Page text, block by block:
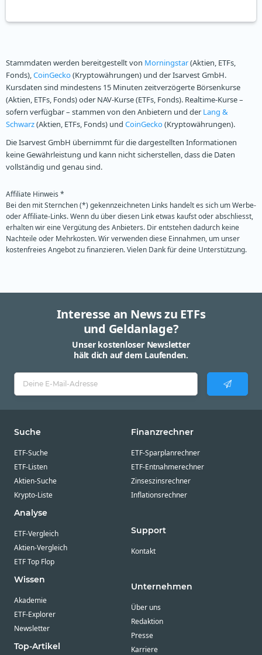
Stammdaten werden bereitgestellt von Morningstar(Aktien, ETFs,
Fonds), CoinGecko(Kryptowährungen) und der Isarvest GmbH.
Kursdaten sind mindestens 15 Minuten zeitverzögerte Börsenkurse
(Aktien, ETFs, Fonds) oder NAV-Kurse (ETFs, Fonds). Realtime-Kurse –
sofern verfügbar – stammen von den Anbietern und der Lang &
Schwarz(Aktien, ETFs, Fonds) und CoinGecko(Kryptowährungen).
Die Isarvest GmbH übernimmt für die dargestellten Informationen
keine Gewährleistung und kann nicht sicherstellen, dass die Daten
vollständig und genau sind.
Affiliate Hinweis *
Bei den mit Sternchen (*) gekennzeichneten Links handelt es sich um Werbe-
oder Affiliate-Links. Wenn du über diesen Link etwas kaufst oder abschliesst,
erhalten wir eine Vergütung des Anbieters. Dir entstehen dadurch keine
Nachteile oder Mehrkosten. Wir verwenden diese Einnahmen, um unser
kostenfreies Angebot zu finanzieren. Vielen Dank für deine Unterstützung.
Interesse an News zu ETFs
und Geldanlage?
Unser kostenloser Newsletter
hält dich auf dem Laufenden.
Suche
ETF-Suche
ETF-Listen
Aktien-Suche
Krypto-Liste
Analyse
ETF-Vergleich
Aktien-Vergleich
ETF Top Flop
Wissen
Akademie
ETF-Explorer
Newsletter
Top-Artikel
Finanzrechner
ETF-Sparplanrechner
ETF-Entnahmerechner
Zinseszinsrechner
Inflationsrechner
Support
Kontakt
Unternehmen
Über uns
Redaktion
Presse
Karriere